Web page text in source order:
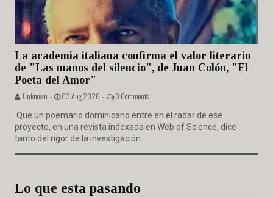
La academia italiana confirma el valor literario
de "Las manos del silencio", de Juan Colón, "El
Poeta del Amor"
Unknown - 03 Aug 2026 - 0 Comments
Que un poemario dominicano entre en el radar de ese
proyecto, en una revista indexada en Web of Science, dice
tanto del rigor de la investigación...
Lo que esta pasando